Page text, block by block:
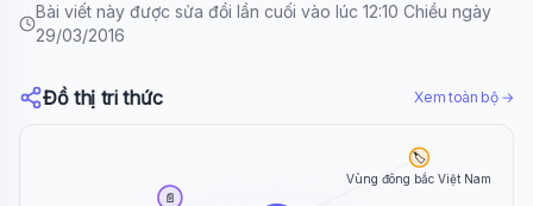
Bài viết này được sửa đổi lần cuối vào lúc 12:10 Chiều ngày
29/03/2016
Đồ thị tri thức Xem toàn bộ →
📄
Vùng đông bắc Việt Nam
🏷️